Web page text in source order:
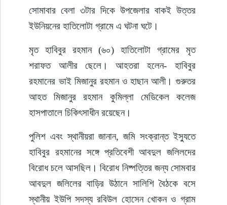
সোমাবার বেলা ৩টার দিকে উপজেলার বাকই উত্তর
ইউনিয়নের হাতিলোটা গ্রামে এ ঘটনা ঘটে।
মৃত হাবিবুর রহমান (৬০) হাতিলোটা গ্রামের মৃত
শরাফত আলীর ছেলে। আহতরা হলেন- হাবিবুর
রহমানের ভাই মিজানুর রহমান ও হাছান আলী। গুরুতর
আহত মিজানুর রহমান কুমিল্লা মেডিকেল কলেজ
হাসপাতালে চিকিৎসাধীন রয়েছেন।
পুলিশ এবং স্থানীয়রা জানান, জমি সংক্রান্ত ইস্যুতে
হাবিবুর রহমানের সঙ্গে প্রতিবেশী আবদুল জলিলদের
বিরোধ চলে আসছিল। বিরোধ নিষ্পত্তির জন্য সোমবার
আবদুল জলিলের বাড়ির উঠানে সালিশি বৈঠকে বসে
স্থানীয় ইউপি সদস্য রবিউল হোসেন খোকন ও গ্রাম